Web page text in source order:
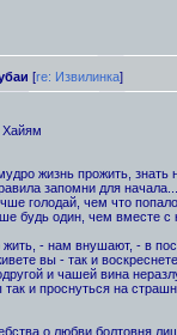
[re: Извилинка]
жизнь прожить, знать
запомни для начала...
голодай, чем что
будь один, чем вместе с
- нам внушают, - в
вы - так и
и чашей вина
так и проснуться на
о любви болтовня